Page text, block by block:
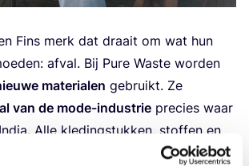
Fins merk dat draait om wat hun
afval. Bij Pure Was­te wor­den
mate­ri­a­len gebruikt. Ze
van de mode-indu­strie pre­cies waar
Alle kle­ding­stuk­ken, stof­fen en
gemaakt van
% gere­cy­cled